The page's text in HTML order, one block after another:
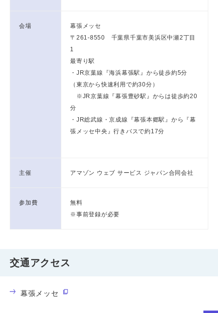
会場
幕張メッセ
〒261-8550 千葉県千葉市美浜区中瀬2丁目
1
最寄り駅
・JR京葉線『海浜幕張駅』から徒歩約5分
（東京から快速利用で約30分）
※JR京葉線『幕張豊砂駅』からは徒歩約20
分
・JR総武線・京成線『幕張本郷駅』から『幕
張メッセ中央』行きバスで約17分
主催 アマゾン ウェブ サービス ジャパン合同会社
参加費
無料
※事前登録が必要
交通アクセス
幕張メッセ